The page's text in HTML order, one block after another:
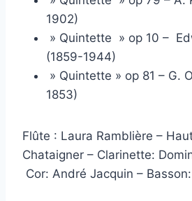
1902)
» Quintette » op 10 –
(1859-1944)
» Quintette » op 81 – G.
1853)
Flûte : Laura Ramblière –
Chataigner – Clarinette:
Cor: André Jacquin –